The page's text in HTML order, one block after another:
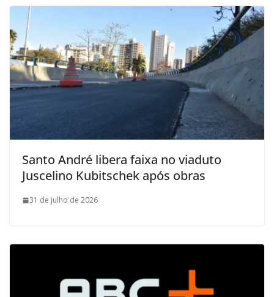
Santo André libera faixa no viaduto
Juscelino Kubitschek após obras
31 de julho de 2026